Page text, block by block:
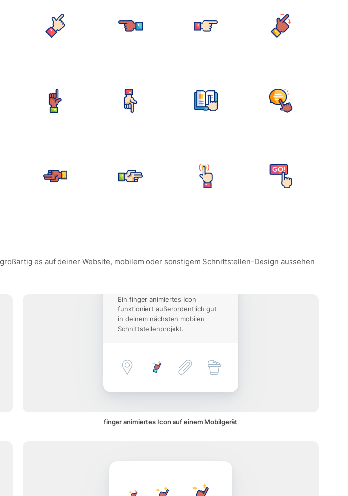
es auf deiner Website, mobilem oder sonstigem Schnittstellen-Design aussehen
Ein finger animiertes Icon
funktioniert außerordentlich gut
in deinem nächsten mobilen
Schnittstellenprojekt.
finger animiertes Icon auf einem Mobilgerät